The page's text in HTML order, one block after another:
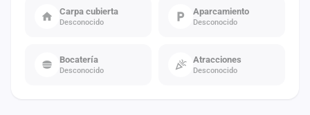
Carpa cubierta
Desconocido
Aparcamiento
Desconocido
Bocatería
Desconocido
Atracciones
Desconocido